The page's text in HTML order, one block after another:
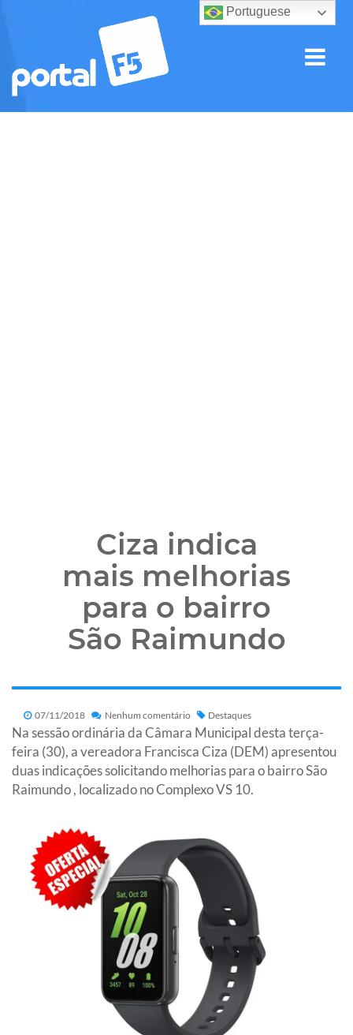
Ciza indica
mais melhorias
para o bairro
São Raimundo
07/11/2018 Nenhum comentário Destaques
Na sessão ordinária da Câmara Municipal desta terça-
feira (30), a vereadora Francisca Ciza (DEM) apresentou
duas indicações solicitando melhorias para o bairro São
Raimundo , localizado no Complexo VS 10.
Portuguese